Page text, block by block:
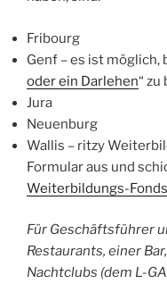
Fribourg
Genf – es ist möglich,
oder ein Darlehen“ zu
Jura
Neuenburg
Wallis – ritzy
Formular aus und
Weiterbildungs-
Für Geschäftsführer
Restaurants, einer
Nachtclubs (dem L-